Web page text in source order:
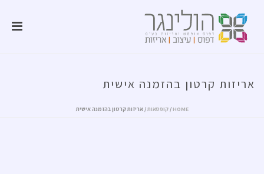
אריזות קרטון בהזמנה אישית
HOME
/קופסאות/ אריזות קרטון בהזמנה אישית